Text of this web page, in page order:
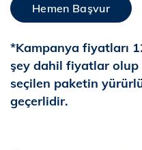
Hemen Başvur
*Kampanya fiyatları
şey dahil fiyatlar
seçilen paketin
geçerlidir.